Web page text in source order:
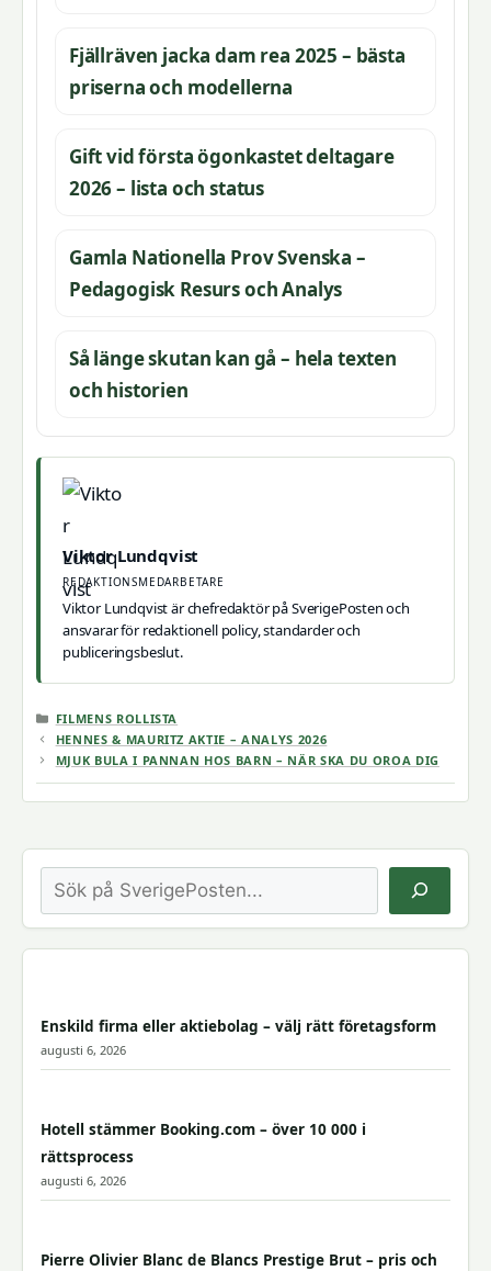
Fjällräven jacka dam rea 2025 – bästa
priserna och modellerna
Gift vid första ögonkastet deltagare
2026 – lista och status
Gamla Nationella Prov Svenska –
Pedagogisk Resurs och Analys
Så länge skutan kan gå – hela texten
och historien
Viktor Lundqvist
REDAKTIONSMEDARBETARE
Viktor Lundqvist är chefredaktör på SverigePosten och
ansvarar för redaktionell policy, standarder och
publiceringsbeslut.
KATEGORIER
FILMENS ROLLISTA
HENNES & MAURITZ AKTIE – ANALYS 2026
MJUK BULA I PANNAN HOS BARN – NÄR SKA DU OROA DIG
Sök
Enskild firma eller aktiebolag – välj rätt företagsform
augusti 6, 2026
Hotell stämmer Booking.com – över 10 000 i
rättsprocess
augusti 6, 2026
Pierre Olivier Blanc de Blancs Prestige Brut – pris och